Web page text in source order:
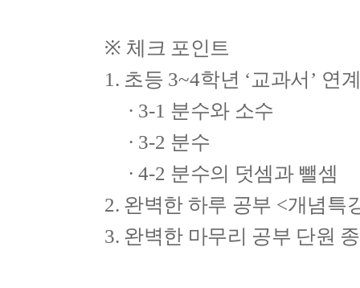
※ 체크 포인트
1. 초등 3~4학년 ‘ 교과서 ’ 연
∙ 3-1 분수와 소수
∙ 3-2 분수
∙ 4-2 분수의 덧셈과 뺄셈
2. 완벽한 하루 공부 <개념특
3. 완벽한 마무리 공부 단원